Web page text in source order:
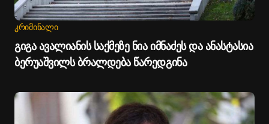
ᲙᲠᲘᲛᲘᲜᲐᲚᲘ
გიგა ავალიანის საქმეზე ნია იმნაძეს და ანასტასია
ბერუაშვილს ბრალდება წარედგინა